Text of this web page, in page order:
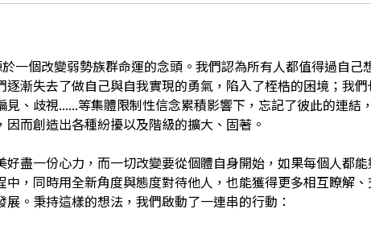
一個改變弱勢族群命運的念頭。我們認為所有人都值得過自
漸失去了做自己與自我實現的勇氣，陷入了桎梏的困境；我
、歧視......等集體限制性信念累積影響下，忘記了彼此的連結
而創造出各種紛擾以及階級的擴大、固著。
盡一份心力，而一切改變要從個體自身開始，如果每個人都
，同時用全新角度與態度對待他人，也能獲得更多相互瞭解
。秉持這樣的想法，我們啟動了一連串的行動：